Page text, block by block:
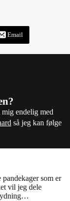
Email
endelig med
så jeg kan følge
som er
vil jeg dele